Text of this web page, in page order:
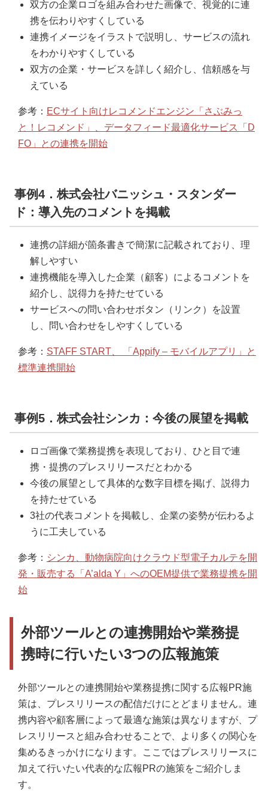
双方の企業ロゴを組み合わせた画像で、視覚的に連
携を伝わりやすくしている
連携イメージをイラストで説明し、サービスの流れ
をわかりやすくしている
双方の企業・サービスを詳しく紹介し、信頼感を与
えている
参考： ECサイト向けレコメンドエンジン「さぶみっ
と！レコメンド」、データフィード最適化サービス「D
FO」との連携を開始
事例4．株式会社バニッシュ・スタンダー
ド：導入先のコメントを掲載
連携の詳細が箇条書きで簡潔に記載されており、理
解しやすい
連携機能を導入した企業（顧客）によるコメントを
紹介し、説得力を持たせている
サービスへの問い合わせボタン（リンク）を設置
し、問い合わせをしやすくしている
参考： STAFF START、 「Appify – モバイルアプリ」と
標準連携開始
事例5．株式会社シンカ：今後の展望を掲載
ロゴ画像で業務提携を表現しており、ひと目で連
携・提携のプレスリリースだとわかる
今後の展望として具体的な数字目標を掲げ、説得力
を持たせている
3社の代表コメントを掲載し、企業の姿勢が伝わるよ
うに工夫している
参考： シンカ、動物病院向けクラウド型電子カルテを開
発・販売する「A’alda Y」へのOEM提供で業務提携を開
始
外部ツールとの連携開始や業務提
携時に行いたい3つの広報施策
外部ツールとの連携開始や業務提携に関する広報PR施
策は、プレスリリースの配信だけにとどまりません。連
携内容や顧客層によって最適な施策は異なりますが、プ
レスリリースと組み合わせることで、より多くの関心を
集めるきっかけになります。ここではプレスリリースに
加えて行いたい代表的な広報PRの施策をご紹介しま
す。